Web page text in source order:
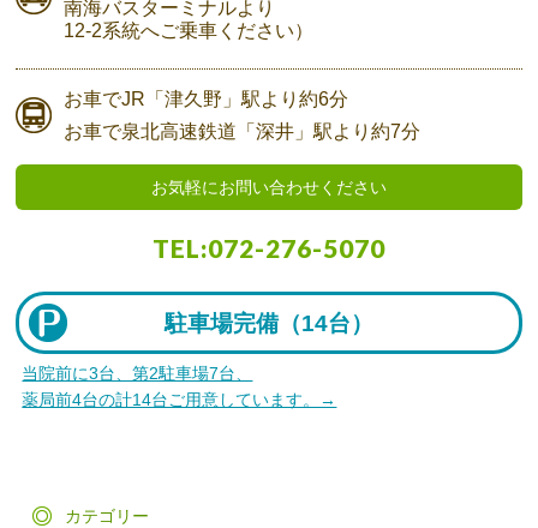
南海バスターミナルより
12-2系統へご乗車ください）
お車でJR「津久野」駅より約6分
お車で泉北高速鉄道「深井」駅より約7分
お気軽にお問い合わせください
TEL:072-276-5070
駐車場完備（14台）
当院前に3台、第2駐車場7台、
薬局前4台の計14台ご用意しています。→
カテゴリー